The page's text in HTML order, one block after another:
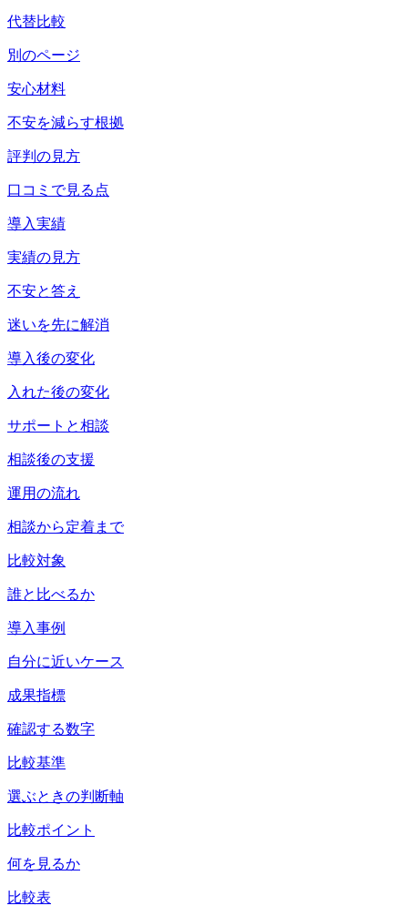
代替比較
別のページ
安心材料
不安を減らす根拠
評判の見方
口コミで見る点
導入実績
実績の見方
不安と答え
迷いを先に解消
導入後の変化
入れた後の変化
サポートと相談
相談後の支援
運用の流れ
相談から定着まで
比較対象
誰と比べるか
導入事例
自分に近いケース
成果指標
確認する数字
比較基準
選ぶときの判断軸
比較ポイント
何を見るか
比較表